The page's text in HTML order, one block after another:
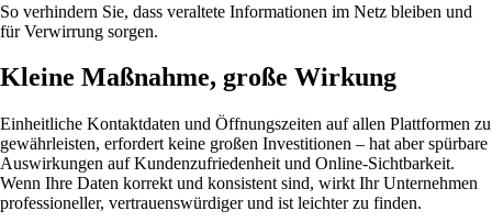
So verhindern Sie, dass veraltete Informationen im Netz bleiben und
für Verwirrung sorgen.
Kleine Maßnahme, große Wirkung
Einheitliche Kontaktdaten und Öffnungszeiten auf allen Plattformen zu
gewährleisten, erfordert keine großen Investitionen – hat aber spürbare
Auswirkungen auf Kundenzufriedenheit und Online-Sichtbarkeit.
Wenn Ihre Daten korrekt und konsistent sind, wirkt Ihr Unternehmen
professioneller, vertrauenswürdiger und ist leichter zu finden.